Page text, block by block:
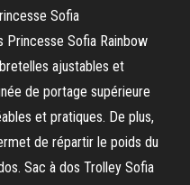
Sofia
Princesse Sofia Rainbow
ajustables et
de portage supérieure
et pratiques. De plus,
de répartir le poids du
Sac à dos Trolley Sofia